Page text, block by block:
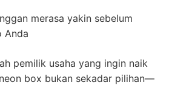
merasa yakin sebelum
Anda
pemilik usaha yang ingin naik
box bukan sekadar pilihan—